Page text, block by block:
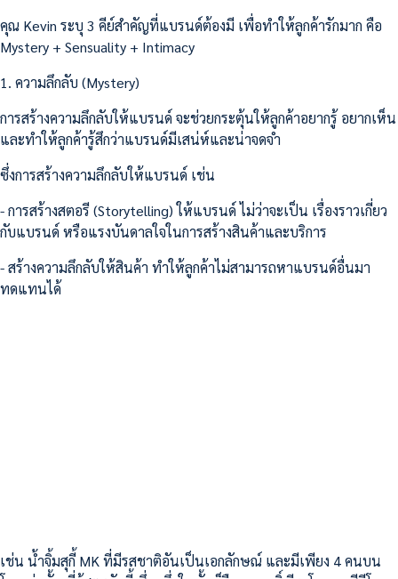
คุณ Kevin ระบุ 3 คีย์สำคัญที่แบรนด์ต้องมี เพื่อทำให้ลูกค้ารักมาก คือ
Mystery + Sensuality + Intimacy
1. ความลึกลับ (Mystery)
การสร้างความลึกลับให้แบรนด์ จะช่วยกระตุ้นให้ลูกค้าอยากรู้ อยากเห็น
และทำให้ลูกค้ารู้สึกว่าแบรนด์มีเสน่ห์และน่าจดจำ
ซึ่งการสร้างความลึกลับให้แบรนด์ เช่น
- การสร้างสตอรี (Storytelling) ให้แบรนด์ ไม่ว่าจะเป็น เรื่องราวเกี่ยว
กับแบรนด์ หรือแรงบันดาลใจในการสร้างสินค้าและบริการ
- สร้างความลึกลับให้สินค้า ทำให้ลูกค้าไม่สามารถหาแบรนด์อื่นมา
ทดแทนได้
เช่น น้ำจิ้มสุกี้ MK ที่มีรสชาติอันเป็นเอกลักษณ์ และมีเพียง 4 คนบน